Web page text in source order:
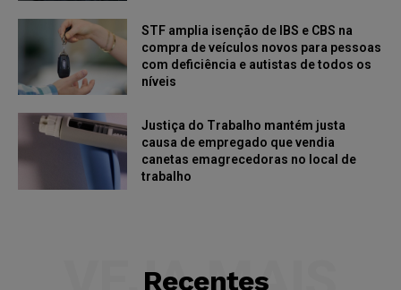
STF amplia isenção de IBS e CBS na
compra de veículos novos para pessoas
com deficiência e autistas de todos os
níveis
Justiça do Trabalho mantém justa
causa de empregado que vendia
canetas emagrecedoras no local de
trabalho
Recentes